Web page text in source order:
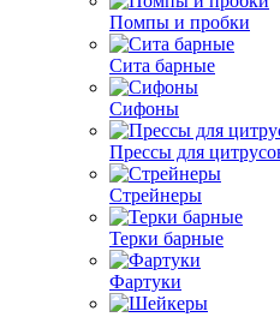
Помпы и пробки
Сита барные
Сифоны
Прессы для
Стрейнеры
Терки барные
Фартуки